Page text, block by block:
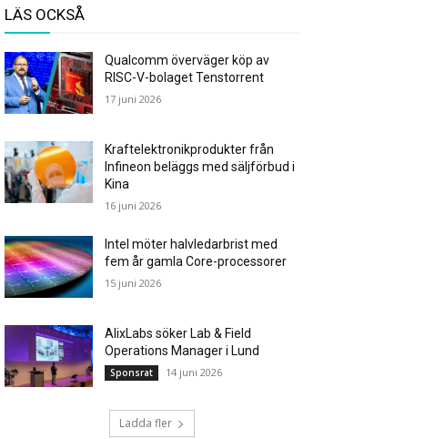
LÄS OCKSÅ
Qualcomm överväger köp av
RISC-V-bolaget Tenstorrent
17 juni 2026
Kraftelektronikprodukter från
Infineon beläggs med säljförbud i
Kina
16 juni 2026
Intel möter halvledarbrist med
fem år gamla Core-processorer
15 juni 2026
AlixLabs söker Lab & Field
Operations Manager i Lund
Sponsrat 14 juni 2026
Ladda fler